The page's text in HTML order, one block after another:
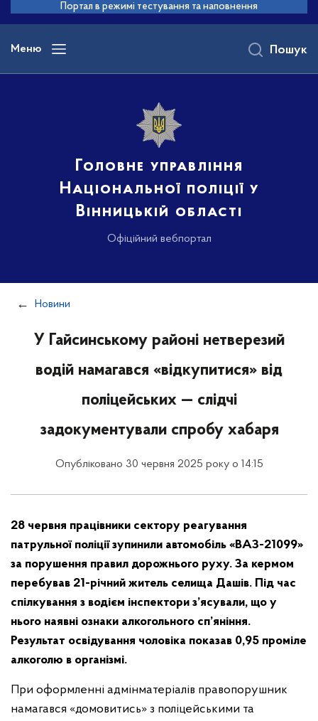
основного
вмісту
Портал в режимі тестування та наповнення
Меню
Головне управління
Національної поліції у
Вінницькій області
Офіційний вебпортал
Пошук
Новини
У Гайсинському районі нетверезий
водій намагався «відкупитися» від
поліцейських — слідчі
задокументували спробу хабаря
Опубліковано 30 червня 2025 року о 14:15
28 червня працівники сектору реагування
патрульної поліції зупинили автомобіль «ВАЗ-21099»
за порушення правил дорожнього руху. За кермом
перебував 21-річний житель селища Дашів. Під час
спілкування з водієм інспектори з’ясували, що у
нього наявні ознаки алкогольного сп’яніння.
Результат освідування чоловіка показав 0,95 проміле
алкоголю в організмі.
При оформленні адмінматеріалів правопорушник
намагався «домовитись» з поліцейськими та